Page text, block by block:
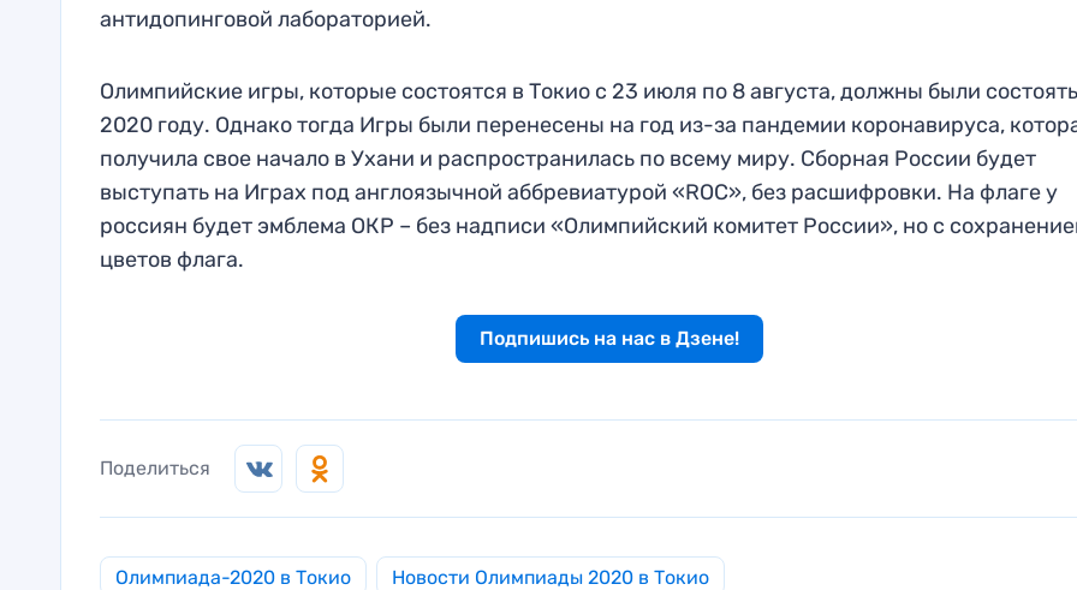
антидопинговой лабораторией.
Олимпийские игры, которые состоятся в Токио с 23 июля по 8 августа, должны были
2020 году. Однако тогда Игры были перенесены на год из-за пандемии коронавируса,
получила свое начало в Ухани и распространилась по всему миру. Сборная России будет
выступать на Играх под англоязычной аббревиатурой «ROC», без расшифровки. На флаге у
россиян будет эмблема ОКР – без надписи «Олимпийский комитет России», но с
цветов флага.
Подпишись на нас в Дзене!
Поделиться
Олимпиада-2020 в Токио Новости Олимпиады 2020 в Токио